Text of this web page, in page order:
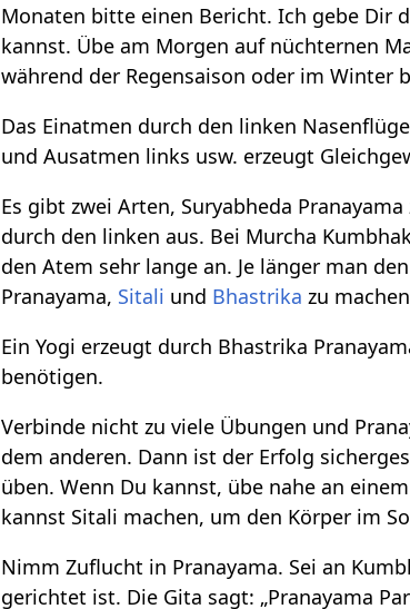
Monaten bitte einen Bericht. Ich gebe Dir
kannst. Übe am Morgen auf nüchternen
während der Regensaison oder im Winter
Das Einatmen durch den linken
und Ausatmen links usw. erzeugt
Es gibt zwei Arten, Suryabheda
durch den linken aus. Bei Murcha
den Atem sehr lange an. Je länger man
Pranayama, Sitali und Bhastrika zu
Ein Yogi erzeugt durch Bhastrika
benötigen.
Verbinde nicht zu viele Übungen und
dem anderen. Dann ist der Erfolg
üben. Wenn Du kannst, übe nahe an
kannst Sitali machen, um den Körper im
Nimm Zuflucht in Pranayama. Sei an
gerichtet ist. Die Gita sagt: „Pranayama